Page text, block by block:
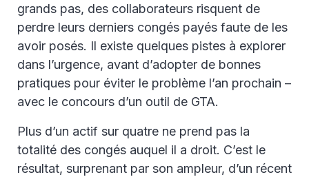
grands pas, des collaborateurs risquent de
perdre leurs derniers congés payés faute de les
avoir posés. Il existe quelques pistes à explorer
dans l’urgence, avant d’adopter de bonnes
pratiques pour éviter le problème l’an prochain –
avec le concours d’un outil de GTA.
Plus d’un actif sur quatre ne prend pas la
totalité des congés auquel il a droit. C’est le
résultat, surprenant par son ampleur, d’un récent